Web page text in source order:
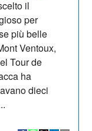
il
per
più belle
Ventoux,
Tour de
ha
dieci